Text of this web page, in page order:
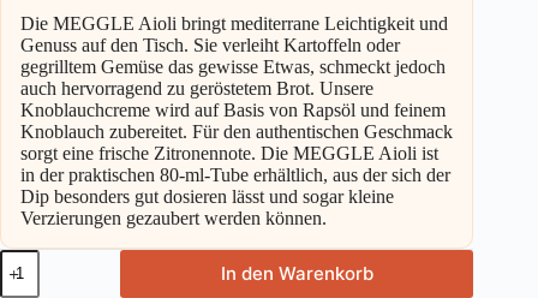
Die MEGGLE Aioli bringt mediterrane Leichtigkeit und
Genuss auf den Tisch. Sie verleiht Kartoffeln oder
gegrilltem Gemüse das gewisse Etwas, schmeckt jedoch
auch hervorragend zu geröstetem Brot. Unsere
Knoblauchcreme wird auf Basis von Rapsöl und feinem
Knoblauch zubereitet. Für den authentischen Geschmack
sorgt eine frische Zitronennote. Die MEGGLE Aioli ist
in der praktischen 80-ml-Tube erhältlich, aus der sich der
Dip besonders gut dosieren lässt und sogar kleine
Verzierungen gezaubert werden können.
Meggle
Aioli
In den Warenkorb